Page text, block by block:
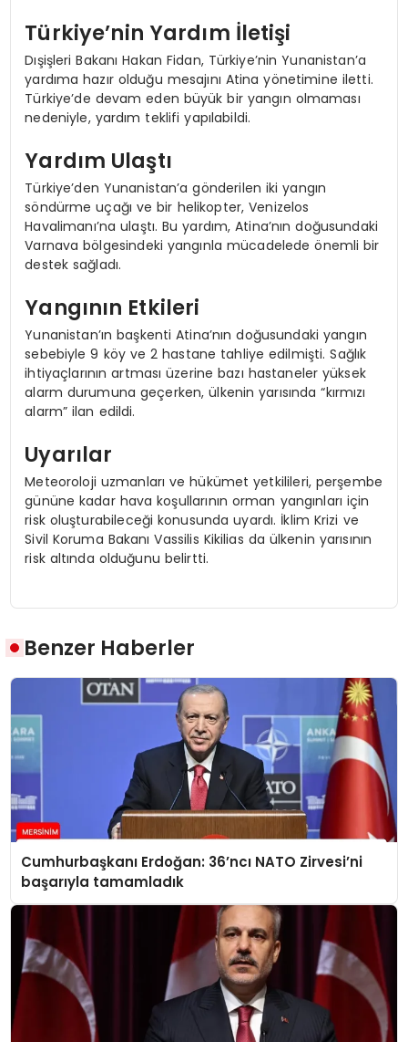
Türkiye’nin Yardım İletişi
Dışişleri Bakanı Hakan Fidan, Türkiye’nin Yunanistan’a
yardıma hazır olduğu mesajını Atina yönetimine iletti.
Türkiye’de devam eden büyük bir yangın olmaması
nedeniyle, yardım teklifi yapılabildi.
Yardım Ulaştı
Türkiye’den Yunanistan’a gönderilen iki yangın
söndürme uçağı ve bir helikopter, Venizelos
Havalimanı’na ulaştı. Bu yardım, Atina’nın doğusundaki
Varnava bölgesindeki yangınla mücadelede önemli bir
destek sağladı.
Yangının Etkileri
Yunanistan’ın başkenti Atina’nın doğusundaki yangın
sebebiyle 9 köy ve 2 hastane tahliye edilmişti. Sağlık
ihtiyaçlarının artması üzerine bazı hastaneler yüksek
alarm durumuna geçerken, ülkenin yarısında “kırmızı
alarm” ilan edildi.
Uyarılar
Meteoroloji uzmanları ve hükümet yetkilileri, perşembe
gününe kadar hava koşullarının orman yangınları için
risk oluşturabileceği konusunda uyardı. İklim Krizi ve
Sivil Koruma Bakanı Vassilis Kikilias da ülkenin yarısının
risk altında olduğunu belirtti.
Benzer Haberler
Cumhurbaşkanı Erdoğan: 36’ncı NATO Zirvesi’ni
başarıyla tamamladık